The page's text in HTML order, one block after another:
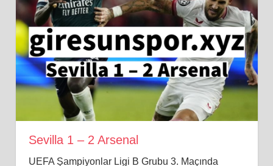
Sevilla 1 – 2 Arsenal
UEFA Şampiyonlar Ligi B Grubu 3. Maçında